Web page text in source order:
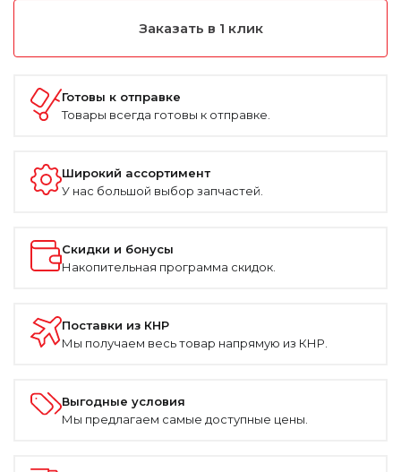
Заказать в 1 клик
Готовы к отправке
Товары всегда готовы к отправке.
Широкий ассортимент
У нас большой выбор запчастей.
Скидки и бонусы
Накопительная программа скидок.
Поставки из КНР
Мы получаем весь товар напрямую из КНР.
Выгодные условия
Мы предлагаем самые доступные цены.